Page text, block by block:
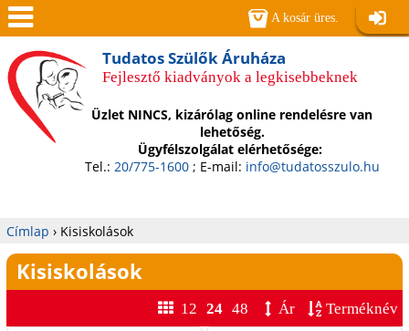
Jump to navigation
Tudatos Szülők Áruháza
Fejlesztő kiadványok a legkisebbeknek
Üzlet NINCS, kizárólag online rendelésre van
lehetőség.
Ügyfélszolgálat elérhetősége:
Tel.: 20/775-1600; E-mail: info@tudatosszulo.hu
Jelenlegi
hely
Címlap › Kisiskolások
Kisiskolások
12 24 48 Ár Terméknév
A kosár üres.
Men
ü